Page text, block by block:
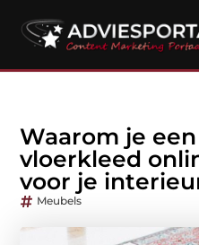
Waarom je
vloerkleed
voor je
Meubels